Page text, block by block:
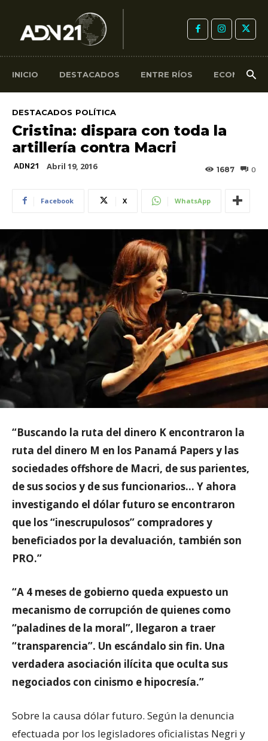
INICIO DESTACADOS ENTRE RÍOS ECONOMÍA
DESTACADOS POLÍTICA
Cristina: dispara con toda la
artillería contra Macri
ADN21 Abril 19, 2016 0
1687
Facebook X WhatsApp
“Buscando la ruta del dinero K encontraron la
ruta del dinero M en los Panamá Papers y las
sociedades offshore de Macri, de sus parientes,
de sus socios y de sus funcionarios… Y ahora
investigando el dólar futuro se encontraron
que los “inescrupulosos” compradores y
beneficiados por la devaluación, también son
PRO.”
“A 4 meses de gobierno queda expuesto un
mecanismo de corrupción de quienes como
“paladines de la moral”, llegaron a traer
“transparencia”. Un escándalo sin fin. Una
verdadera asociación ilícita que oculta sus
negociados con cinismo e hipocresía.”
Sobre la causa dólar futuro. Según la denuncia
efectuada por los legisladores oficialistas Negri y